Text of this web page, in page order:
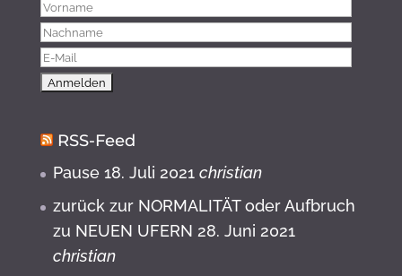
RSS-Feed
Pause 18. Juli 2021 christian
zurück zur NORMALITÄT oder Aufbruch
zu NEUEN UFERN 28. Juni 2021
christian